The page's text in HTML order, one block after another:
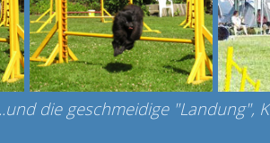
die geschmeidige "Landung",